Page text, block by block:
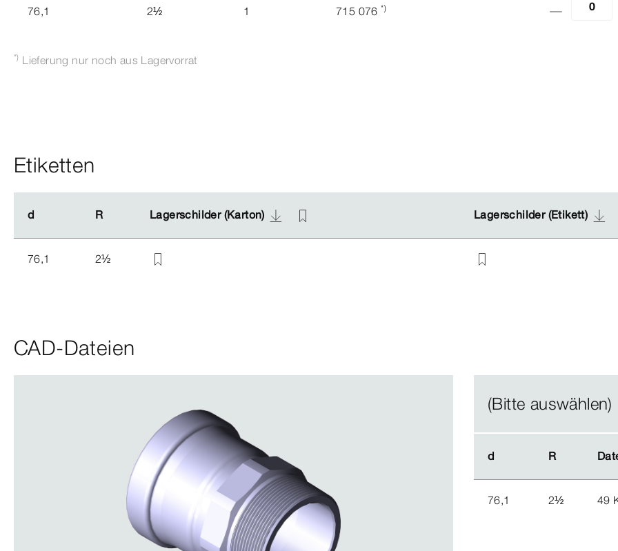
76,1 2½ 1 715 076 *)
*) Lieferung nur noch aus Lagervorrat
Etiketten
d R Lagerschilder (Karton) Lagerschilder (Etikett)
d R Lagerschilder (Karton) Lagerschilder (Etikett)
76,1 2½
CAD-Dateien
(Bitte auswählen)
d R
d R
76,1 2½ 49